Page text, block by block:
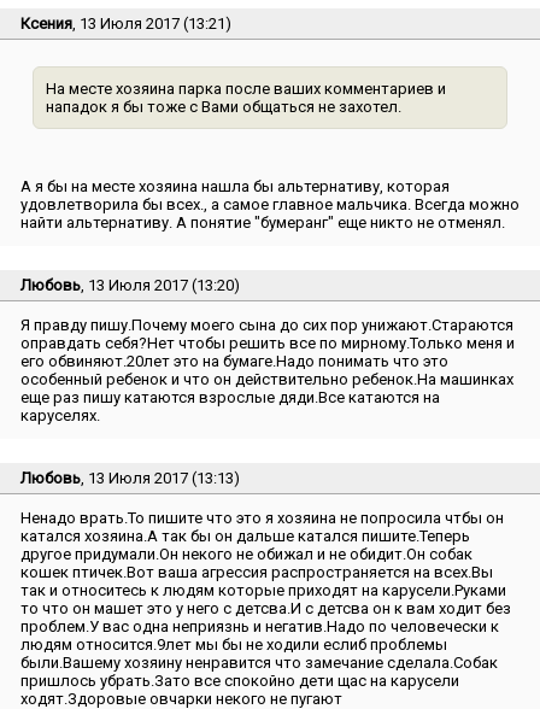
Ксения , 13 Июля 2017 (13:21)
На месте хозяина парка после ваших комментариев и
нападок я бы тоже с Вами общаться не захотел.
А я бы на месте хозяина нашла бы альтернативу, которая
удовлетворила бы всех., а самое главное мальчика. Всегда можно
найти альтернативу. А понятие ″бумеранг″ еще никто не отменял.
Любовь , 13 Июля 2017 (13:20)
Я правду пишу.Почему моего сына до сих пор унижают.Стараются
оправдать себя?Нет чтобы решить все по мирному.Только меня и
его обвиняют.20лет это на бумаге.Надо понимать что это
особенный ребенок и что он действительно ребенок.На машинках
еще раз пишу катаются взрослые дяди.Все катаются на
каруселях.
Любовь , 13 Июля 2017 (13:13)
Ненадо врать.То пишите что это я хозяина не попросила чтбы он
катался хозяина.А так бы он дальше катался пишите.Теперь
другое придумали.Он некого не обижал и не обидит.Он собак
кошек птичек.Вот ваша агрессия распространяется на всех.Вы
так и относитесь к людям которые приходят на карусели.Руками
то что он машет это у него с детсва.И с детсва он к вам ходит без
проблем.У вас одна неприязнь и негатив.Надо по человечески к
людям относится.9лет мы бы не ходили еслиб проблемы
были.Вашему хозяину ненравится что замечание сделала.Собак
пришлось убрать.Зато все спокойно дети щас на карусели
ходят.Здоровые овчарки некого не пугают